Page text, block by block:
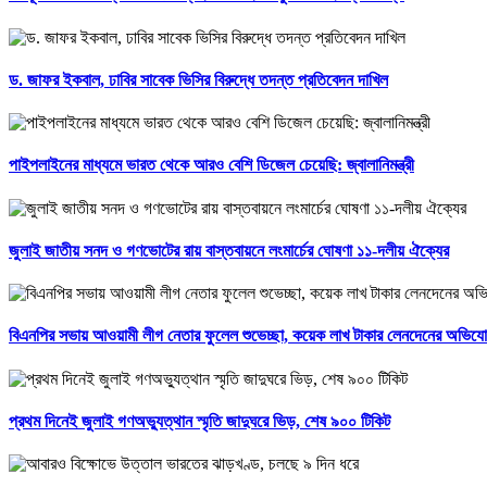
ড. জাফর ইকবাল, ঢাবির সাবেক ভিসির বিরুদ্ধে তদন্ত প্রতিবেদন দাখিল
পাইপলাইনের মাধ্যমে ভারত থেকে আরও বেশি ডিজেল চেয়েছি: জ্বালানিমন্ত্রী
জুলাই জাতীয় সনদ ও গণভোটের রায় বাস্তবায়নে লংমার্চের ঘোষণা ১১-দলীয় ঐক্যের
বিএনপির সভায় আওয়ামী লীগ নেতার ফুলেল শুভেচ্ছা, কয়েক লাখ টাকার লেনদেনের
প্রথম দিনেই জুলাই গণঅভ্যুত্থান স্মৃতি জাদুঘরে ভিড়, শেষ ৯০০ টিকিট